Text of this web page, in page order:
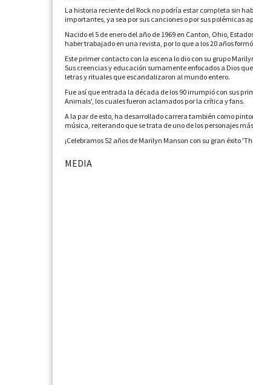
La historia reciente del Rock no podría estar completa sin
importantes, ya sea por sus canciones o por sus polémicas
Nacido el 5 de enero del año de 1969 en Canton, Ohio,
haber trabajado en una revista, por lo que a los 20 años
Este primer contacto con la escena lo dio con su grupo
Sus creencias y educación sumamente enfocados a Dios
letras y rituales que escandalizaron al mundo entero.
Fue así que entrada la década de los 90 irrumpió con sus
Animals', los cuales fueron aclamados por la crítica y fans.
A la par de esto, ha desarrollado carrera también como
música, reiterando que se trata de uno de los personajes
¡Celebramos 52 años de Marilyn Manson con su gran éxito
MEDIA